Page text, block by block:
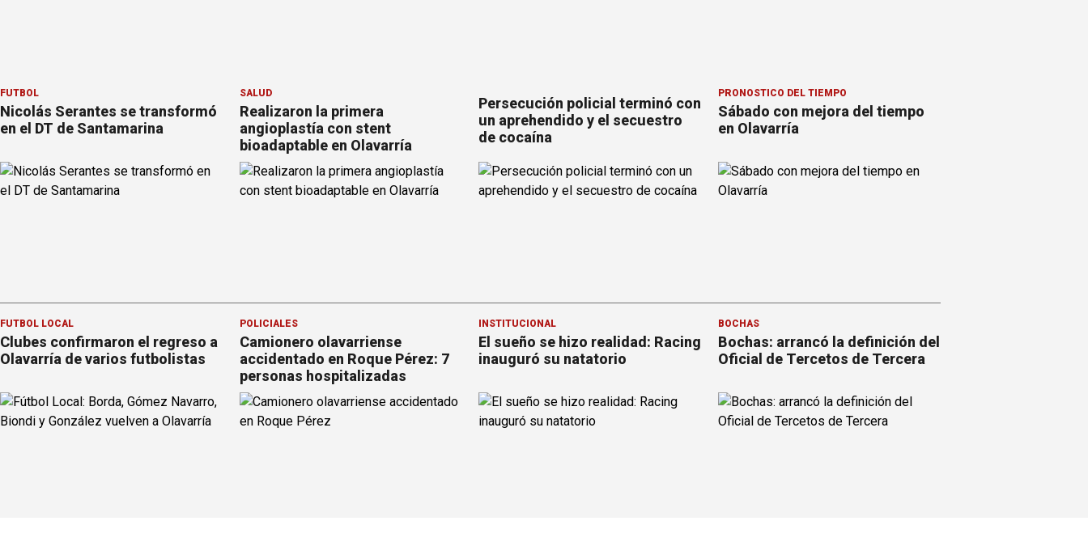
FÚTBOL
Nicolás Serantes se transformó
en el DT de Santamarina
SALUD
Realizaron la primera
angioplastía con stent
bioadaptable en Olavarría
Persecución policial terminó con
un aprehendido y el secuestro
de cocaína
PRONOSTICO DEL TIEMPO
Sábado con mejora del tiempo
en Olavarría
FÚTBOL LOCAL
Clubes confirmaron el regreso a
Olavarría de varios futbolistas
POLICIALES
Camionero olavarriense
accidentado en Roque Pérez: 7
personas hospitalizadas
INSTITUCIONAL
El sueño se hizo realidad: Racing
inauguró su natatorio
BOCHAS
Bochas: arrancó la definición del
Oficial de Tercetos de Tercera